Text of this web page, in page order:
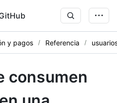
y pagos Referencia
consumen